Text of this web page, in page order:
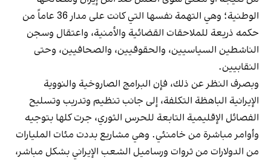
الوطنية؛ وهي التهمة نفسها التي كانت على مدار 36 عاماً من
حكمه ذريعة للملاحقات القضائية والأمنية، واعتقال وسجن
الناشطين السياسيين، والحقوقيين، والصحافيين، وحتى
النقابيين.
وبصرف النظر عن ذلك، فإن البرامج الصاروخية والنووية
الإيرانية الباهظة التكلفة، إلى جانب تنظيم وتدريب وتسليح
الفصائل الإقليمية التابعة للحرس الثوري، جرت كلها بتوجيه
وأوامر مباشرة من خامنئي. وهي مشاريع بددت مئات المليارات
من الدولارات من ثروات ورساميل الشعب الإيراني بشكل مباشر،